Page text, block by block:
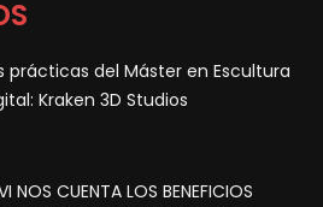
prácticas del Máster en Escultura
Kraken 3D Studios
NOS CUENTA LOS BENEFICIOS